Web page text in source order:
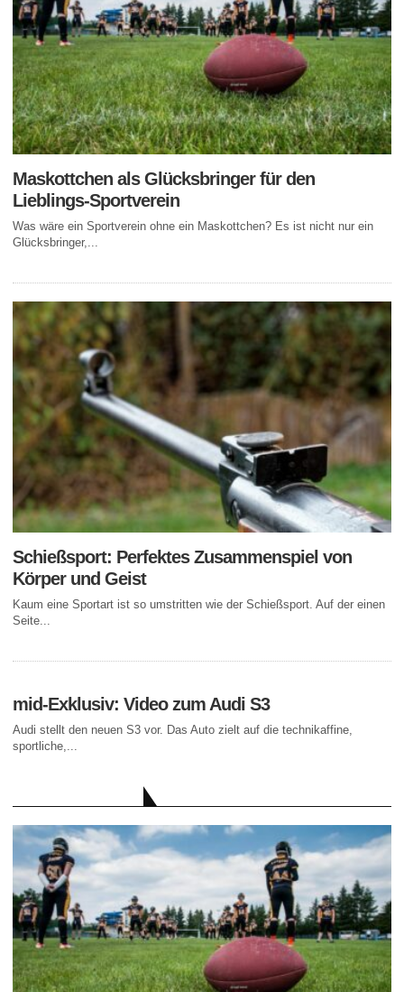
Maskottchen als Glücksbringer für den
Lieblings-Sportverein
Was wäre ein Sportverein ohne ein Maskottchen? Es ist nicht nur ein
Glücksbringer,...
Schießsport: Perfektes Zusammenspiel von
Körper und Geist
Kaum eine Sportart ist so umstritten wie der Schießsport. Auf der einen
Seite...
mid-Exklusiv: Video zum Audi S3
Audi stellt den neuen S3 vor. Das Auto zielt auf die technikaffine,
sportliche,...